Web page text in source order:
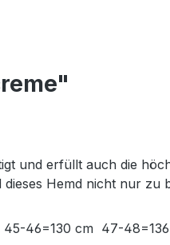
und erfüllt auch die
dieses Hemd nicht nur zu
46=130 cm 47-